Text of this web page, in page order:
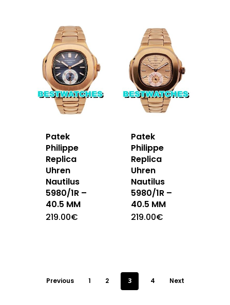
Patek
Philippe
Replica
Uhren
Nautilus
5980/1R –
40.5 MM
219.00€
Patek
Philippe
Replica
Uhren
Nautilus
5980/1R –
40.5 MM
219.00€
Previous 1 2 3 4 Next